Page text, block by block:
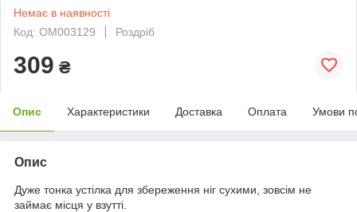
Немає в наявності
Код: ОМ003129
Роздріб
309 ₴
Опис Характеристики Доставка Оплата Умови
Опис
Дуже тонка устілка для збереження ніг сухими, зовсім не
займає місця у взутті.